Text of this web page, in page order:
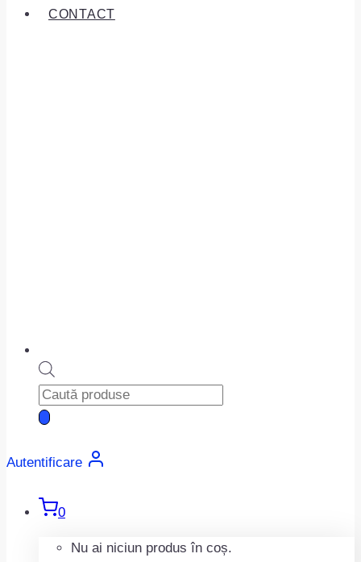
CONTACT
Products
search
Autentificare
0
Nu ai niciun produs în coș.